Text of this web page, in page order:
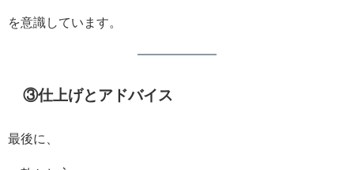
を意識しています。
③仕上げとアドバイス
最後に、